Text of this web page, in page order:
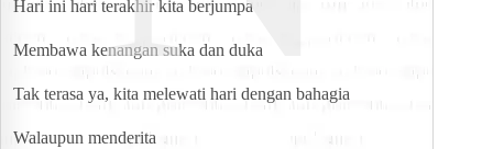
Hari ini hari terakhir kita berjumpa
Membawa kenangan suka dan duka
Tak terasa ya, kita melewati hari dengan bahagia
Walaupun menderita